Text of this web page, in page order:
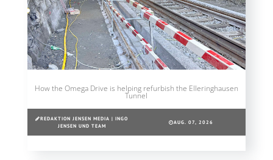
How the Omega Drive is helping refurbish the Elleringhausen
Tunnel
REDAKTION JENSEN MEDIA | INGO
JENSEN UND TEAM
AUG. 07, 2026